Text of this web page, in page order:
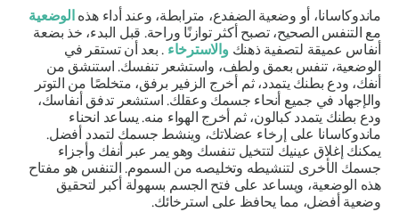
ماندوكاسانا،أو وضعية الضفدع، مترابطة، وعند أداء هذهالوضعية
مع التنفس الصحيح، تصبح أكثر توازنًا وراحة. قبل البدء، خذ بضعة
أنفاس عميقة لتصفية ذهنكوالاسترخاء. بعد أن تستقر في
الوضعية، تنفس بعمق ولطف، واستشعر تنفسك. استنشق من
أنفك، ودع بطنك يتمدد، ثم أخرج الزفير برفق، متخلصًا من التوتر
والإجهاد في جميع أنحاء جسمك وعقلك. استشعر تدفق أنفاسك،
ودع بطنك يتمدد كبالون، ثم أخرج الهواء منه. يساعد انحناء
ماندوكاساناعلىإرخاء عضلاتك، وينشط جسمك لتمدد أفضل.
يمكنك إغلاق عينيك لتتخيل تنفسك وهو يمر عبر أنفك وأجزاء
جسمك الأخرى لتنشيطه وتخليصه من السموم. التنفس هو مفتاح
هذه الوضعية، ويساعد على فتح الجسم بسهولة أكبر لتحقيق
وضعية أفضل، مما يحافظ على استرخائك.